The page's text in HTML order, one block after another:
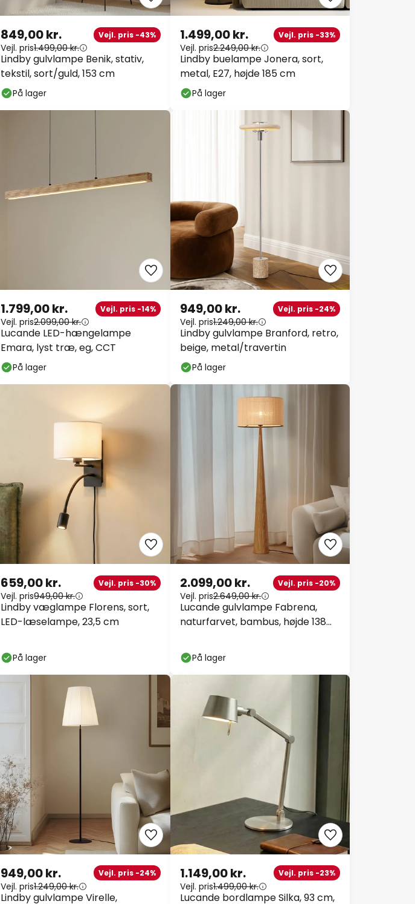
Lindby gulvlampe Benik, stativ,
tekstil, sort/guld, 153 cm
849,00 kr. Vejl. pris -43%
Vejl. pris1.499,00 kr.
På lager
Lindby buelampe Jonera, sort,
metal, E27, højde 185 cm
1.499,00 kr. Vejl. pris -33%
Vejl. pris2.249,00 kr.
På lager
Lucande LED-hængelampe
Emara, lyst træ, eg, CCT
1.799,00 kr. Vejl. pris -14%
Vejl. pris2.099,00 kr.
På lager
Lindby gulvlampe Branford, retro,
beige, metal/travertin
949,00 kr. Vejl. pris -24%
Vejl. pris1.249,00 kr.
På lager
Lindby væglampe Florens, sort,
LED-læselampe, 23,5 cm
659,00 kr. Vejl. pris -30%
Vejl. pris949,00 kr.
På lager
Lucande gulvlampe Fabrena,
naturfarvet, bambus, højde 138
2.099,00 kr. Vejl. pris -20%
Vejl. pris2.649,00 kr.
På lager
Lindby gulvlampe Virelle,
949,00 kr. Vejl. pris -24%
Vejl. pris1.249,00 kr.
Lucande bordlampe Silka, 93 cm,
1.149,00 kr. Vejl. pris -23%
Vejl. pris1.499,00 kr.